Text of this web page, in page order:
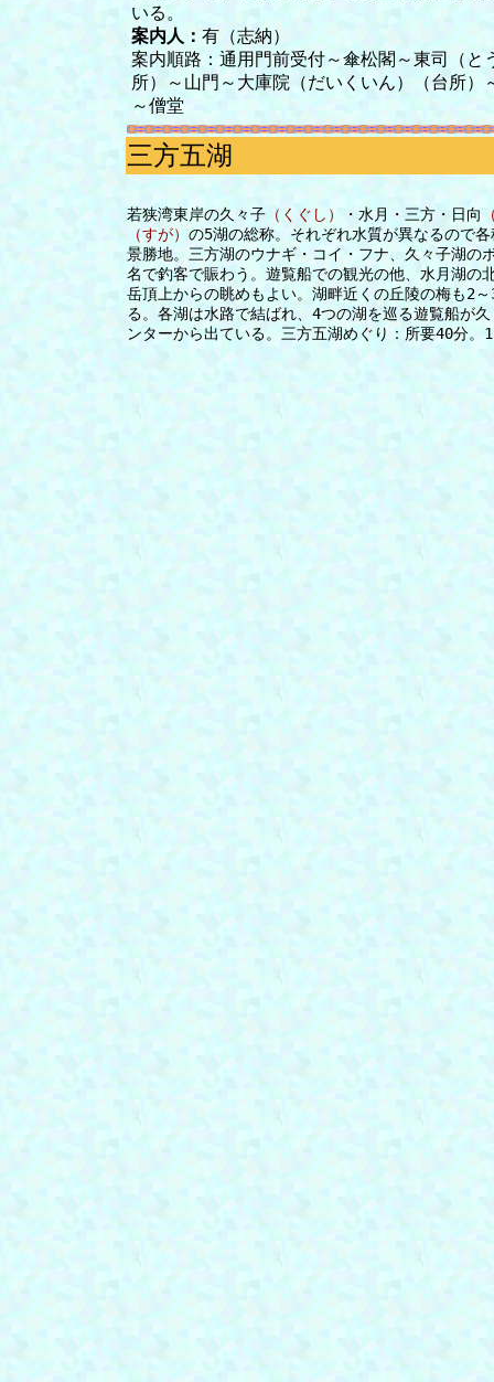
いる。
案内人： 有（志納）
案内順路：通用門前受付～傘松閣～東司（と
所）～山門～大庫院（だいくいん）（台所）
～僧堂
三方五湖
若狭湾東岸の久々子 （くぐし） ・水月・三方・日向
（すが） の5湖の総称。それぞれ水質が異なるので
景勝地。三方湖のウナギ・コイ・フナ、久々子湖の
名で釣客で賑わう。遊覧船での観光の他、水月湖の
岳頂上からの眺めもよい。湖畔近くの丘陵の梅も2
る。各湖は水路で結ばれ、4つの湖を巡る遊覧船が
ンターから出ている。三方五湖めぐり：所要40分